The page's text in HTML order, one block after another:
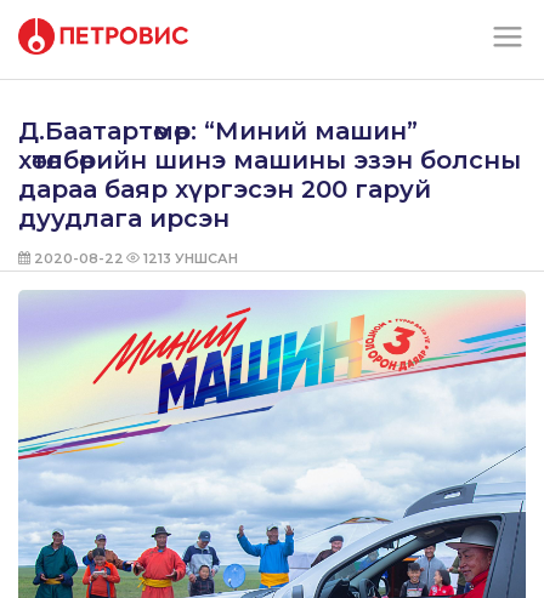
Д.Баатартөмөр: “Миний машин”
хөтөлбөрийн шинэ машины эзэн болсны
дараа баяр хүргэсэн 200 гаруй
дуудлага ирсэн
2020-08-22 1213 УНШСАН